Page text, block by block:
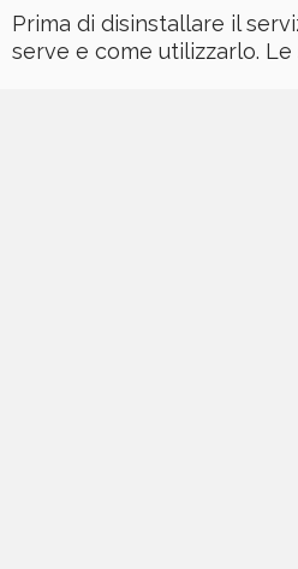
Prima di disinstallare il
serve e come utilizzarlo.